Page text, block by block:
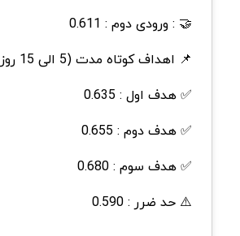
🤝 : ورودی دوم : 0.611
📌 اهداف کوتاه مدت (5 الی 15 روز)
✅ هدف اول : 0.635
✅ هدف دوم : 0.655
✅ هدف سوم : 0.680
⚠️ حد ضرر : 0.590